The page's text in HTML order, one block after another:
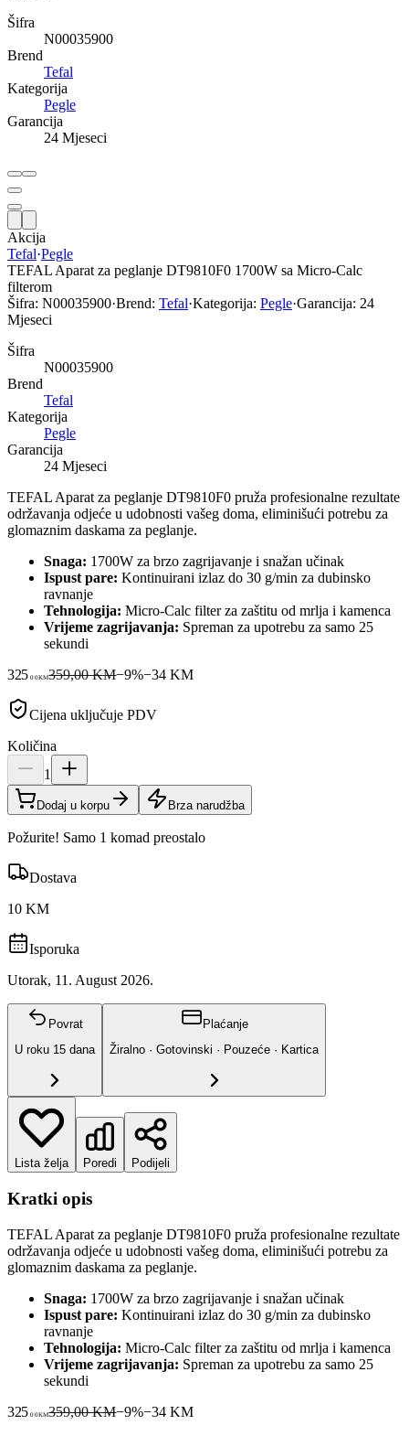
Šifra
N00035900
Brend
Tefal
Kategorija
Pegle
Garancija
24 Mjeseci
Akcija
Tefal·Pegle
TEFAL Aparat za peglanje DT9810F0 1700W sa Micro-Calc
filterom
Šifra: N00035900·Brend: Tefal·Kategorija: Pegle·Garancija: 24
Mjeseci
Šifra
N00035900
Brend
Tefal
Kategorija
Pegle
Garancija
24 Mjeseci
TEFAL Aparat za peglanje DT9810F0 pruža profesionalne rezultate
održavanja odjeće u udobnosti vašeg doma, eliminišući potrebu za
glomaznim daskama za peglanje.
Snaga: 1700W za brzo zagrijavanje i snažan učinak
Ispust pare: Kontinuirani izlaz do 30 g/min za dubinsko
ravnanje
Tehnologija: Micro-Calc filter za zaštitu od mrlja i kamenca
Vrijeme zagrijavanja: Spreman za upotrebu za samo 25
sekundi
325 00KM359,00 KM−9%−34 KM
Cijena uključuje PDV
Količina
1
Dodaj u korpu Brza narudžba
Požurite! Samo 1 komad preostalo
Dostava
10 KM
Isporuka
Utorak, 11. August 2026.
Povrat
U roku 15 dana
Plaćanje
Žiralno · Gotovinski · Pouzeće · Kartica
Lista želja Poredi Podijeli
Kratki opis
TEFAL Aparat za peglanje DT9810F0 pruža profesionalne rezultate
održavanja odjeće u udobnosti vašeg doma, eliminišući potrebu za
glomaznim daskama za peglanje.
Snaga: 1700W za brzo zagrijavanje i snažan učinak
Ispust pare: Kontinuirani izlaz do 30 g/min za dubinsko
ravnanje
Tehnologija: Micro-Calc filter za zaštitu od mrlja i kamenca
Vrijeme zagrijavanja: Spreman za upotrebu za samo 25
sekundi
325 00KM359,00 KM−9%−34 KM